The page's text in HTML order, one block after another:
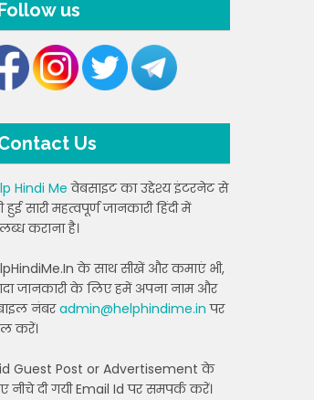
us
Us
Hindi Meवेबसाइट का उद्देश्य इंटरनेट से
हुई सारी महत्वपूर्ण जानकारी हिंदी में
कराना है।
के साथ सीखें और कमाएं भी,
जानकारी के लिए हमें अपना नाम और
नंबरadmin@helphindime.in पर
करें।
Guest Post or Advertisement के
नीचे दी गयी Email Id पर समपर्क करें।